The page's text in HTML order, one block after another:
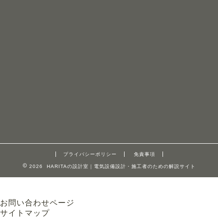
プライバシーポリシー 免責事項
2026 HARITAの設計室｜電気設備設計・施工者のための解説サイト
お問い合わせページ
サイトマップ